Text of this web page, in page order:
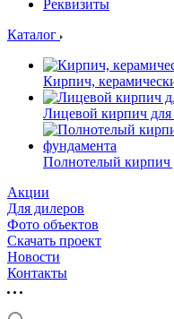
Реквизиты
Каталог
Кирпич,
Лицевой кирпич для
Полнотелый кирпич
Акции
Для дилеров
Фото объектов
Скачать проект
Новости
Контакты